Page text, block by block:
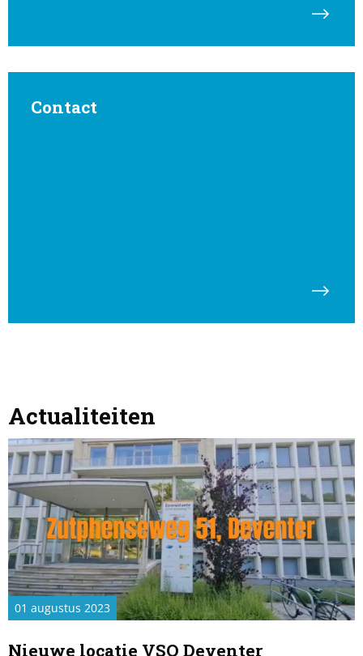
Contact
more
Actualiteiten
Nieuwe locatie VSO Deventer
01 augustus 2023
Read
more
about
Nieuwe
locatie
VSO
Deventer